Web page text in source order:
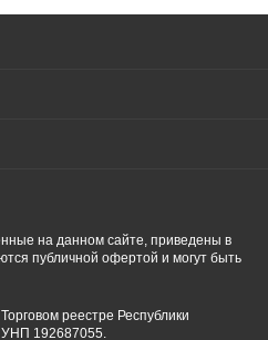
на данном сайте, приведены в
публичной офертой и могут быть
реестре Республики
УНП 192687055.